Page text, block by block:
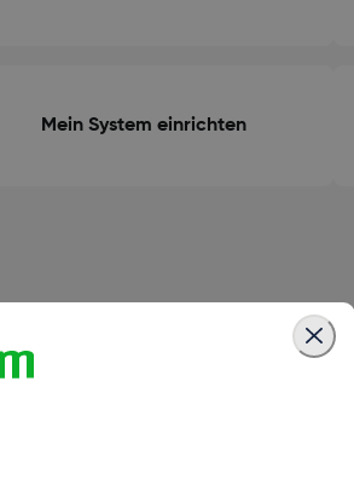
Mein System einrichten